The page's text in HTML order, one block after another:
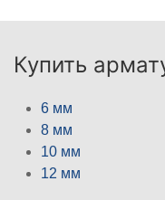
Купить
6 мм
8 мм
10 мм
12 мм